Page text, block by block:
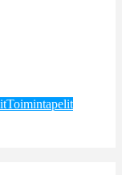
Toimintapelit